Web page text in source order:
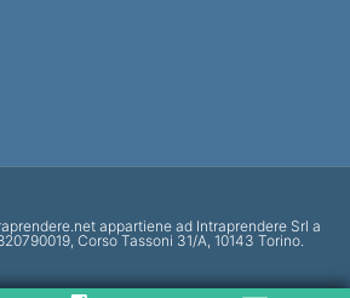
appartiene ad Intraprendere Srl a
Corso Tassoni 31/A, 10143 Torino.